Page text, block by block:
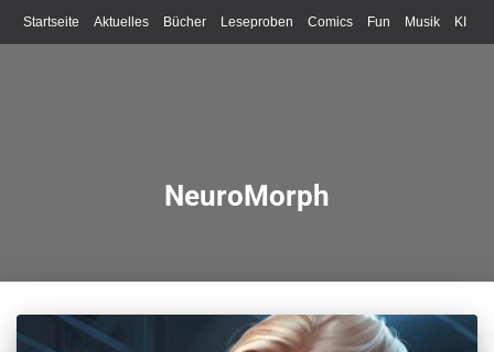
Startseite Aktuelles Bücher Leseproben Comics Fun Musik KI
NeuroMorph